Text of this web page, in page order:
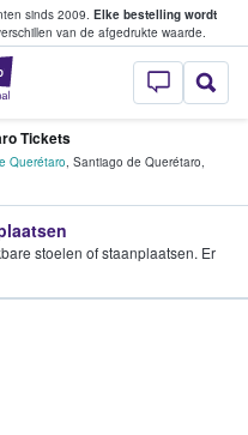
sinds 2009. Elke bestelling wordt
van de afgedrukte waarde.
StubHub: waar
Tickets
Querétaro, Santiago de Querétaro,
stoelen of staanplaatsen. Er